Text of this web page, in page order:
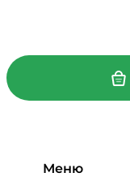
Меню